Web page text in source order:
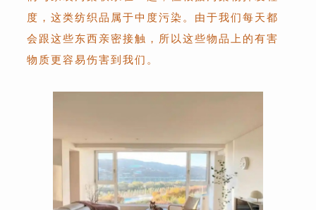
度，这类纺织品属于中度污染。由于我们每天都
会跟这些东西亲密接触，所以这些物品上的有害
物质更容易伤害到我们。